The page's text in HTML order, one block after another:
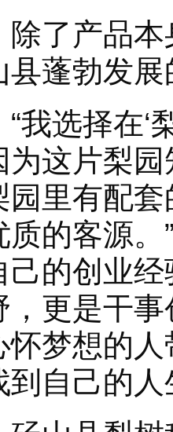
产品本
县蓬勃发
选择在‘梨
为这片梨
园里有配
质的客源
己的创业
，更是干
怀梦想的
到自己的人